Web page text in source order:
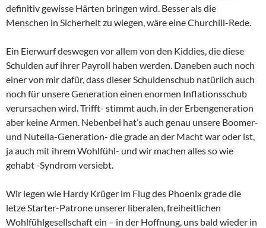
definitiv gewisse Härten bringen wird. Besser als die
Menschen in Sicherheit zu wiegen, wäre eine Churchill-Rede.
Ein Eierwurf deswegen vor allem von den Kiddies, die diese
Schulden auf ihrer Payroll haben werden. Daneben auch noch
einer von mir dafür, dass dieser Schuldenschub natürlich auch
noch für unsere Generation einen enormen Inflationsschub
verursachen wird. Trifft- stimmt auch, in der Erbengeneration
aber keine Armen. Nebenbei hat’s auch genau unsere Boomer-
und Nutella-Generation- die grade an der Macht war oder ist,
ja auch mit ihrem Wohlfühl- und wir machen alles so wie
gehabt -Syndrom versiebt.
Wir legen wie Hardy Krüger im Flug des Phoenix grade die
letze Starter-Patrone unserer liberalen, freiheitlichen
Wohlfühlgesellschaft ein – in der Hoffnung, uns bald wieder in